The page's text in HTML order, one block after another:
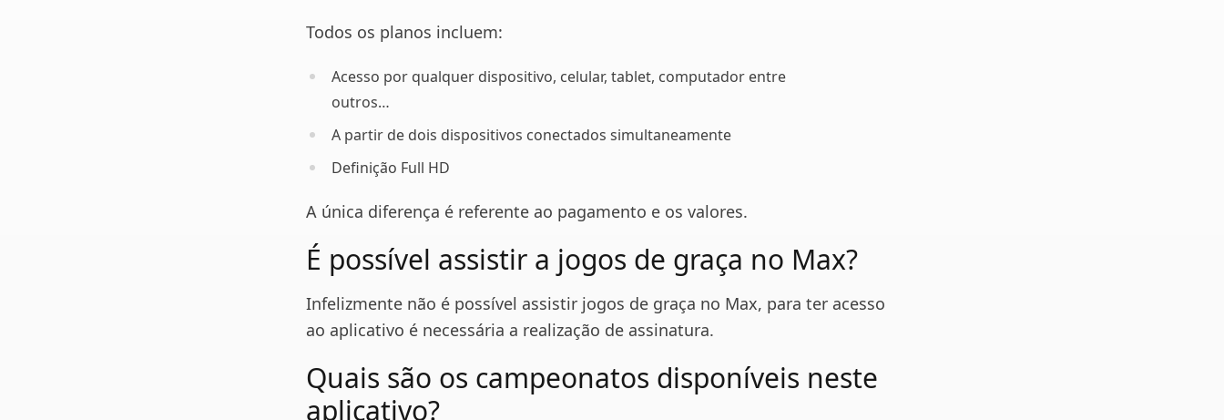
Todos os planos incluem:
Acesso por qualquer dispositivo, celular, tablet, computador entre
outros…
A partir de dois dispositivos conectados simultaneamente
Definição Full HD
A única diferença é referente ao pagamento e os valores.
É possível assistir a jogos de graça no Max?
Infelizmente não é possível assistir jogos de graça no Max, para ter acesso
ao aplicativo é necessária a realização de assinatura.
Quais são os campeonatos disponíveis neste
aplicativo?